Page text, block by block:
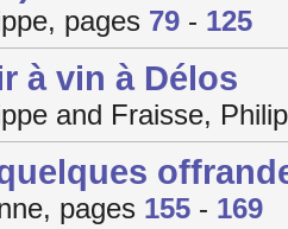
pages 79 - 125
à vin à Délos
and Fraisse,
pages 155 - 169